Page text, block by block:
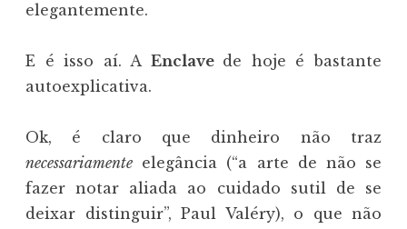
elegantemente.
E é isso aí. A Enclave de hoje é bastante
autoexplicativa.
Ok, é claro que dinheiro não traz
necessariamente elegância (“a arte de não se
fazer notar aliada ao cuidado sutil de se
deixar distinguir”, Paul Valéry), o que não